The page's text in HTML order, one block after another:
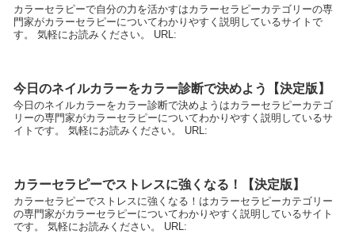
カラーセラピーで自分の力を活かすはカラーセラピーカテゴリーの専
門家がカラーセラピーについてわかりやすく説明しているサイトで
す。 気軽にお読みください。 URL:
今日のネイルカラーをカラー診断で決めよう【決定版】
今日のネイルカラーをカラー診断で決めようはカラーセラピーカテゴ
リーの専門家がカラーセラピーについてわかりやすく説明しているサ
イトです。 気軽にお読みください。 URL:
カラーセラピーでストレスに強くなる！【決定版】
カラーセラピーでストレスに強くなる！はカラーセラピーカテゴリー
の専門家がカラーセラピーについてわかりやすく説明しているサイト
です。 気軽にお読みください。 URL: